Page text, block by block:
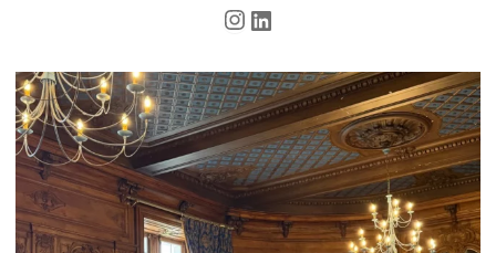
Instagram
LinkedIn